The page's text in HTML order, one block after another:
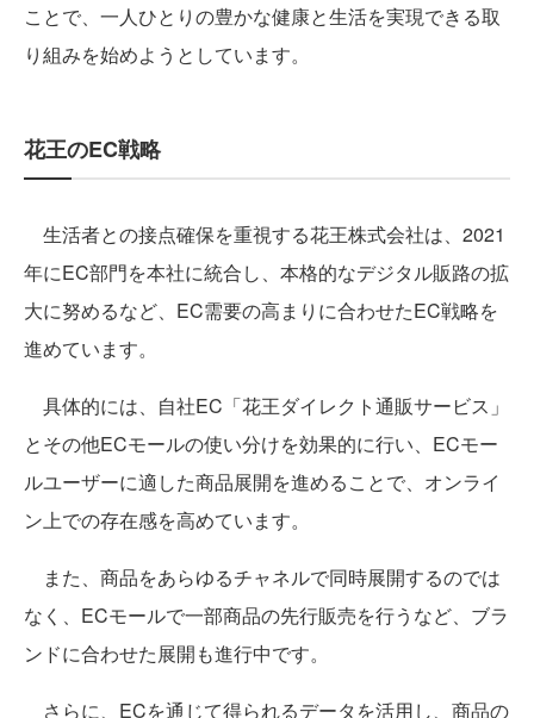
ことで、一人ひとりの豊かな健康と生活を実現できる取
り組みを始めようとしています。
花王のEC戦略
生活者との接点確保を重視する花王株式会社は、2021
年にEC部門を本社に統合し、本格的なデジタル販路の拡
大に努めるなど、EC需要の高まりに合わせたEC戦略を
進めています。
具体的には、自社EC「花王ダイレクト通販サービス」
とその他ECモールの使い分けを効果的に行い、ECモー
ルユーザーに適した商品展開を進めることで、オンライ
ン上での存在感を高めています。
また、商品をあらゆるチャネルで同時展開するのでは
なく、ECモールで一部商品の先行販売を行うなど、ブラ
ンドに合わせた展開も進行中です。
さらに、ECを通じて得られるデータを活用し、商品の